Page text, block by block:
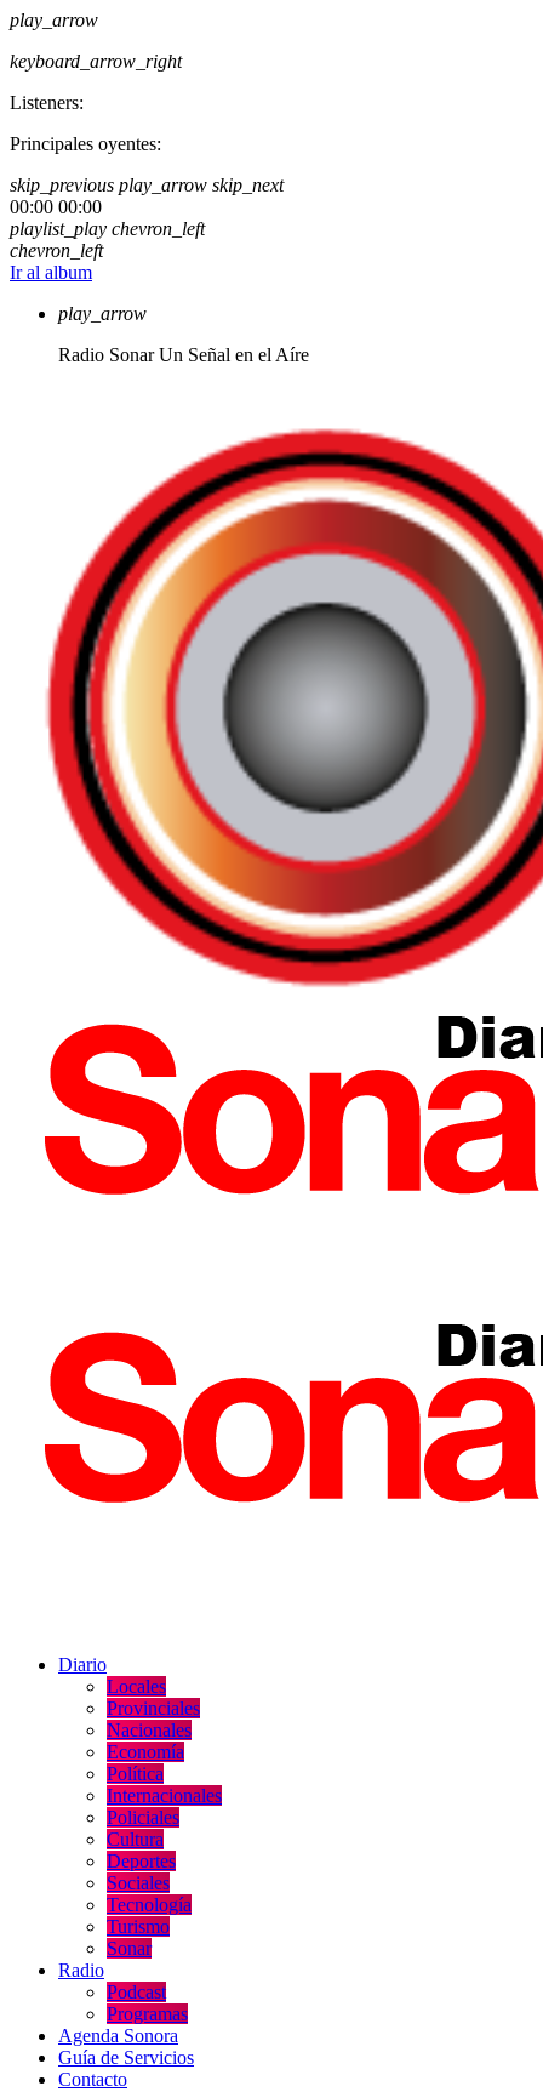
play_arrow
keyboard_arrow_right
Listeners:
Principales oyentes:
skip_previous play_arrow skip_next
00:00 00:00
playlist_play chevron_left
chevron_left
Ir al album
play_arrow
Radio Sonar Un Señal en el Aíre
Diario
Locales
Provinciales
Nacionales
Economía
Política
Internacionales
Policiales
Cultura
Deportes
Sociales
Tecnología
Turismo
Sonar
Radio
Podcast
Programas
Agenda Sonora
Guía de Servicios
Contacto